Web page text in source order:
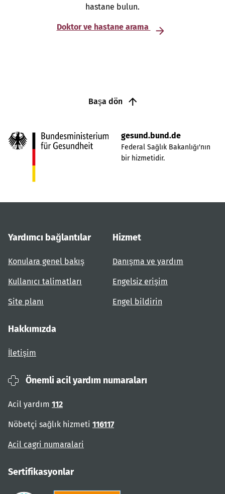
hastane bulun.
Doktor ve hastane arama
Başa dön
gesund.bund.de
Federal Sağlık Bakanlığı'nın
bir hizmetidir.
Yardımcı bağlantılar
Konulara genel bakış
Kullanıcı talimatları
Site planı
Hizmet
Danışma ve yardım
Engelsiz erişim
Engel bildirin
Hakkımızda
İletişim
Önemli acil yardım numaraları
Acil yardım 112
Nöbetçi sağlık hizmeti 116117
Acil cagri numaralari
Sertifikasyonlar